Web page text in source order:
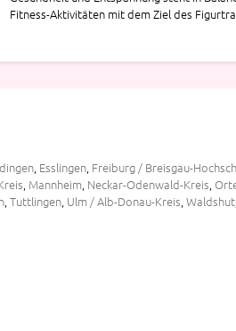
Fitness-Aktivitäten mit dem Ziel des
, Esslingen, Freiburg / Breisgau-
, Mannheim, Neckar-Odenwald-Kreis,
, Tuttlingen, Ulm / Alb-Donau-Kreis, Waldshut